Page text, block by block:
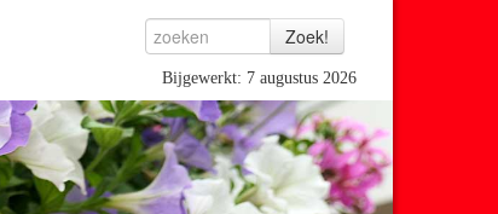
Bijgewerkt: 7 augustus 2026